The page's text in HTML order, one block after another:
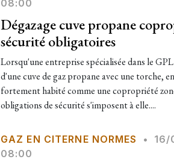
08:00
Dégazage cuve propane
sécurité obligatoires
Lorsqu'une entreprise spécialisée dans le
d'une cuve de gaz propane avec une torche,
fortement habité comme une copropriété
obligations de sécurité s'imposent à elle....
GAZ EN CITERNE NORMES •
16/
08:00